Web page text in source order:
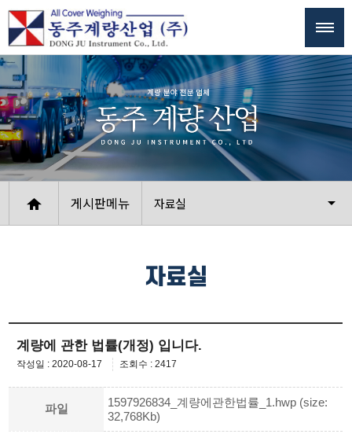
게시판메뉴 자료실
자료실
계량에 관한 법률(개정) 입니다.
작성일 : 2020-08-17 조회수 : 2417
파일
1597926834_계량에관한법률_1.hwp (size:
32,768Kb)